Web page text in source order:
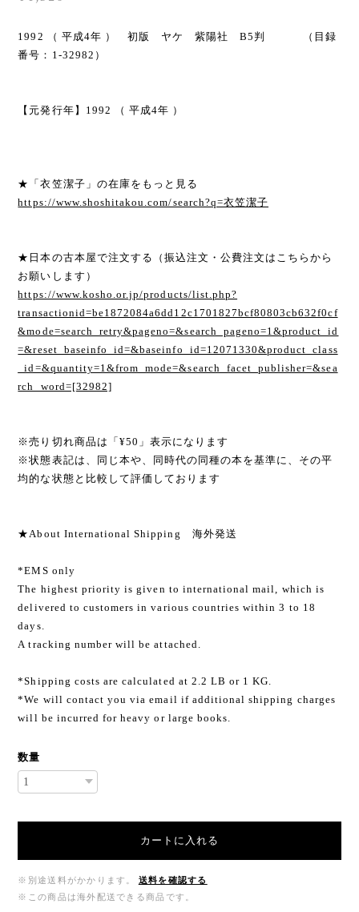
1992 （ 平成4年 ） 初版 ヤケ 紫陽社 B5判 （目録
番号：1-32982）
【元発行年】1992 （ 平成4年 ）
★「衣笠潔子」の在庫をもっと見る
https://www.shoshitakou.com/search?q=衣笠潔子
★日本の古本屋で注文する（振込注文・公費注文はこちらから
お願いします）
https://www.kosho.or.jp/products/list.php?
transactionid=be1872084a6dd12c1701827bcf80803cb632f0cf
&mode=search_retry&pageno=&search_pageno=1&product_id
=&reset_baseinfo_id=&baseinfo_id=12071330&product_class
_id=&quantity=1&from_mode=&search_facet_publisher=&sea
rch_word=[32982]
※売り切れ商品は「¥50」表示になります
※状態表記は、同じ本や、同時代の同種の本を基準に、その平
均的な状態と比較して評価しております
★About International Shipping 海外発送
*EMS only
The highest priority is given to international mail, which is
delivered to customers in various countries within 3 to 18
days.
A tracking number will be attached.
*Shipping costs are calculated at 2.2 LB or 1 KG.
*We will contact you via email if additional shipping charges
will be incurred for heavy or large books.
数量
カートに入れる
※別途送料がかかります。
送料を確認する
※この商品は海外配送できる商品です。